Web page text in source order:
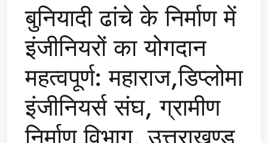
बुनियादी ढांचे के निर्माण में
इंजीनियरों का योगदान
महत्वपूर्ण: महाराज,डिप्लोमा
इंजीनियर्स संघ, ग्रामीण